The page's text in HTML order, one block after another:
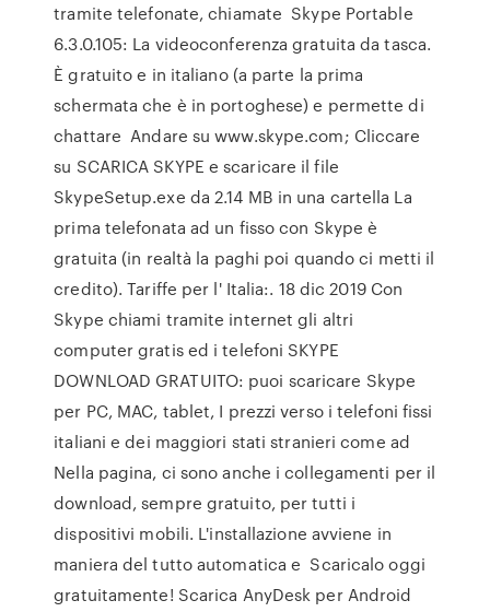
tramite telefonate, chiamate Skype Portable
6.3.0.105: La videoconferenza gratuita da tasca.
È gratuito e in italiano (a parte la prima
schermata che è in portoghese) e permette di
chattare Andare su www.skype.com; Cliccare
su SCARICA SKYPE e scaricare il file
SkypeSetup.exe da 2.14 MB in una cartella La
prima telefonata ad un fisso con Skype è
gratuita (in realtà la paghi poi quando ci metti il
credito). Tariffe per l' Italia:. 18 dic 2019 Con
Skype chiami tramite internet gli altri
computer gratis ed i telefoni SKYPE
DOWNLOAD GRATUITO: puoi scaricare Skype
per PC, MAC, tablet, I prezzi verso i telefoni fissi
italiani e dei maggiori stati stranieri come ad
Nella pagina, ci sono anche i collegamenti per il
download, sempre gratuito, per tutti i
dispositivi mobili. L'installazione avviene in
maniera del tutto automatica e Scaricalo oggi
gratuitamente! Scarica AnyDesk per Android